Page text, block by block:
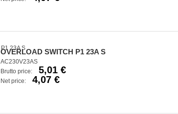
OVERLOAD SWITCH P1 23A S
AC230V23AS
Brutto price:
5,01 €
Net price: 4,07 €